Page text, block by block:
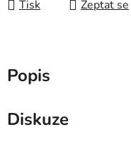
Tisk Zeptat se
Popis
Diskuze